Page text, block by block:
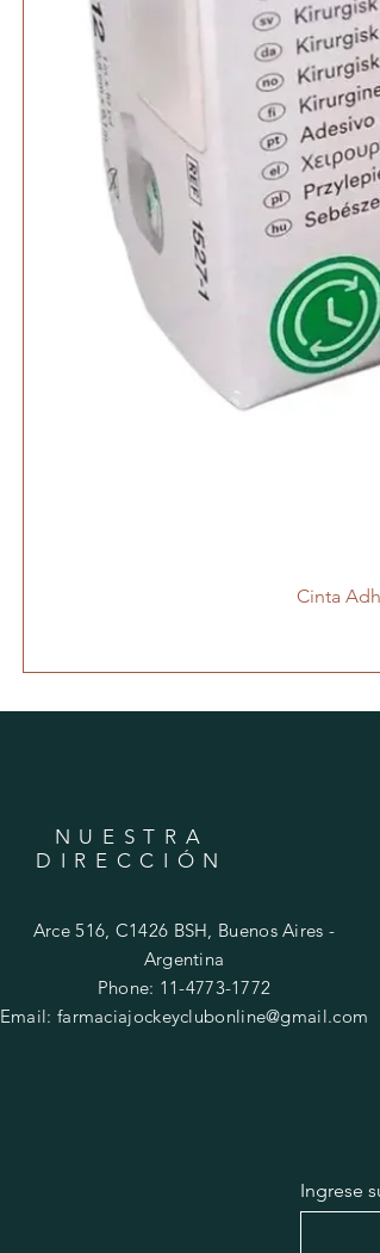
Cinta
NUESTRA
DIRECCIÓN
Arce 516, C1426 BSH, Buenos Aires -
Argentina
Phone: 11-4773-1772
Email: farmaciajockeyclubonline@gmail.com
Ingrese